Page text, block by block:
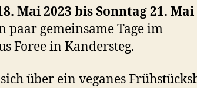
Mai 2023 bis Sonntag 21. Mai
gemeinsame Tage im
Foree in Kandersteg.
über ein veganes